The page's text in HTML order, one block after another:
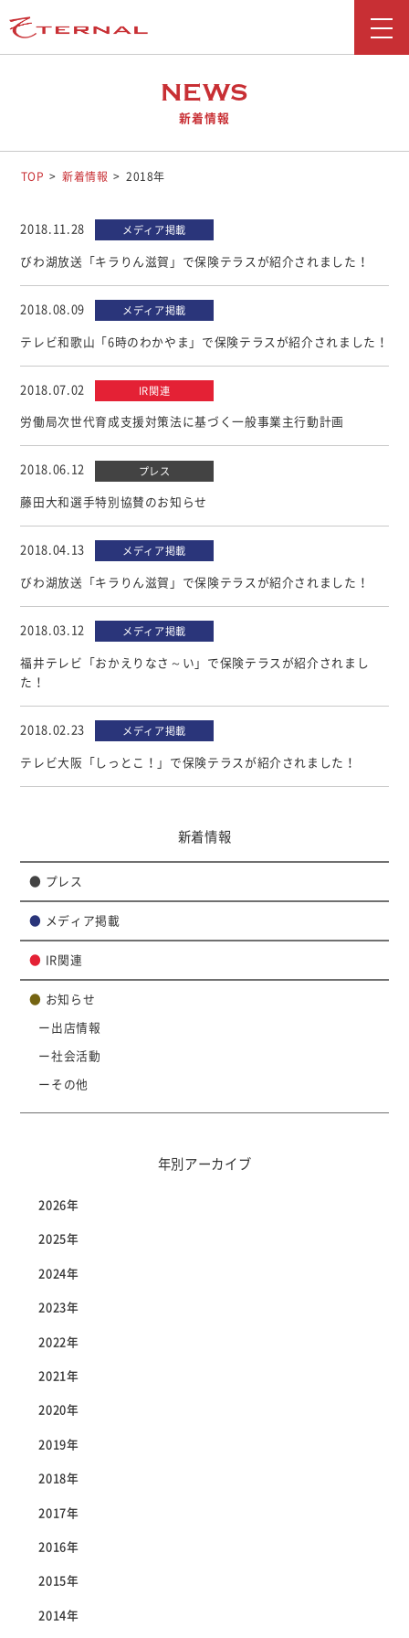
NEWS
新着情報
TOP 新着情報 2018年
2018.11.28 メディア掲載
びわ湖放送「キラりん滋賀」で保険テラスが紹介されました！
2018.08.09 メディア掲載
テレビ和歌山「6時のわかやま」で保険テラスが紹介されました！
2018.07.02 IR関連
労働局次世代育成支援対策法に基づく一般事業主行動計画
2018.06.12 プレス
藤田大和選手特別協賛のお知らせ
2018.04.13 メディア掲載
びわ湖放送「キラりん滋賀」で保険テラスが紹介されました！
2018.03.12 メディア掲載
福井テレビ「おかえりなさ～い」で保険テラスが紹介されまし
た！
2018.02.23 メディア掲載
テレビ大阪「しっとこ！」で保険テラスが紹介されました！
新着情報
● プレス
● メディア掲載
● IR関連
● お知らせ
出店情報
社会活動
その他
年別アーカイブ
2026年
2025年
2024年
2023年
2022年
2021年
2020年
2019年
2018年
2017年
2016年
2015年
2014年
勧誘方針
お客さま本位の業務運営に関する取り組み
反社会勢力に対する基本方針
個人情報について
カスタマーハラスメントに対する基本方針